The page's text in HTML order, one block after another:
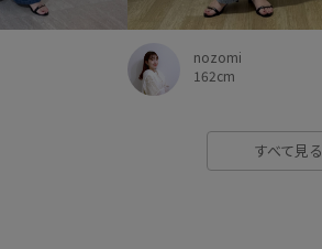
nozomi
162cm
すべて見る